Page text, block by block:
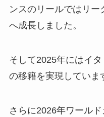
ンスのリールではリ
へ成長しました。
そして2025年にはイ
の移籍を実現していま
さらに2026年ワール